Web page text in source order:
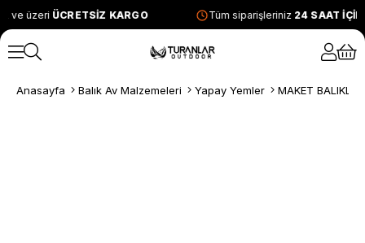
ve üzeri ÜCRETSİZ KARGO Tüm siparişleriniz24 SAAT
Anasayfa Balık Av Malzemeleri Yapay Yemler MAKET BALIKLAR